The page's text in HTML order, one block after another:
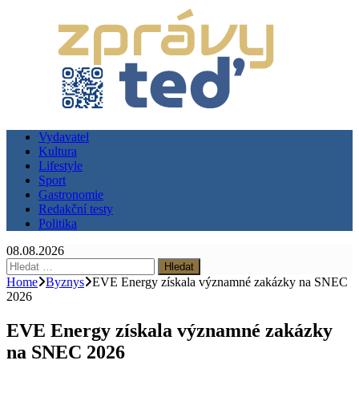
Vydavatel
Kultura
Lifestyle
Sport
Gastronomie
Redakční testy
Politika
08.08.2026
Vyhledávání
Home Byznys EVE Energy získala významné zakázky na SNEC
2026
EVE Energy získala významné zakázky
na SNEC 2026